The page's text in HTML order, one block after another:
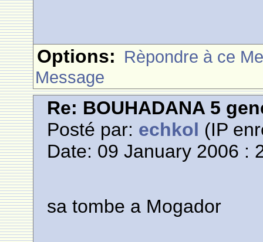
Options: Rèpondre à ce
Message
Re: BOUHADANA 5
Posté par: echkol (IP
Date: 09 January 2006 :
sa tombe a Mogador